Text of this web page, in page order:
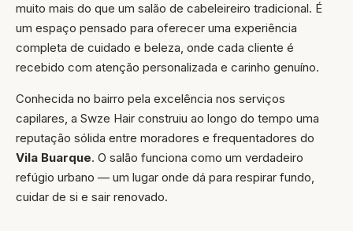
muito mais do que um salão de cabeleireiro tradicional. É
um espaço pensado para oferecer uma experiência
completa de cuidado e beleza, onde cada cliente é
recebido com atenção personalizada e carinho genuíno.
Conhecida no bairro pela excelência nos serviços
capilares, a Swze Hair construiu ao longo do tempo uma
reputação sólida entre moradores e frequentadores do
Vila Buarque. O salão funciona como um verdadeiro
refúgio urbano — um lugar onde dá para respirar fundo,
cuidar de si e sair renovado.